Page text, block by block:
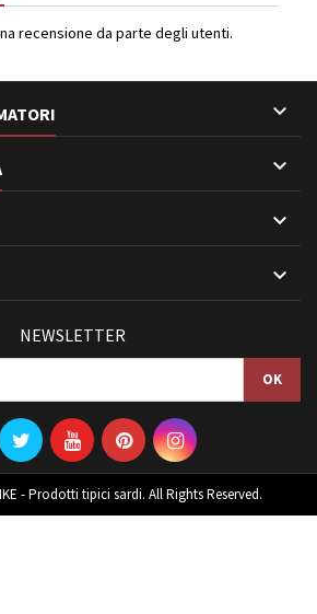
recensione da parte degli utenti.




NEWSLETTER
- Prodotti tipici sardi. All Rights Reserved.